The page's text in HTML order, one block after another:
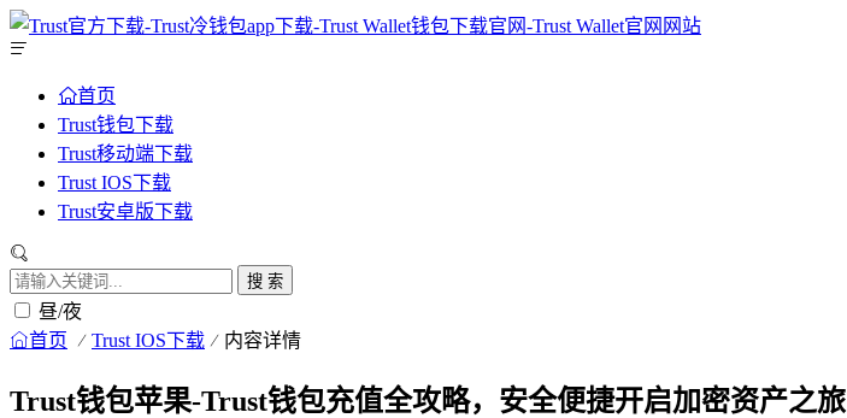
首页
Trust钱包下载
Trust移动端下载
Trust IOS下载
Trust安卓版下载
搜 索
昼/夜
首页 Trust IOS下载 内容详情
Trust钱包苹果-Trust钱包充值全攻略，安全便捷开启加密资产之旅